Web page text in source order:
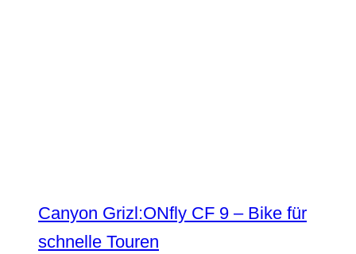
Canyon Grizl:ONfly CF 9 – Bike für
schnelle Touren